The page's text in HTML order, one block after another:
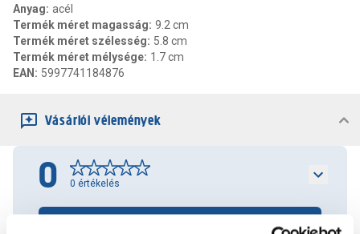
Anyag: acél
Termék méret magasság: 9.2 cm
Termék méret szélesség: 5.8 cm
Termék méret mélysége: 1.7 cm
EAN : 5997741184876
Vásárlói vélemények
0 0 értékelés